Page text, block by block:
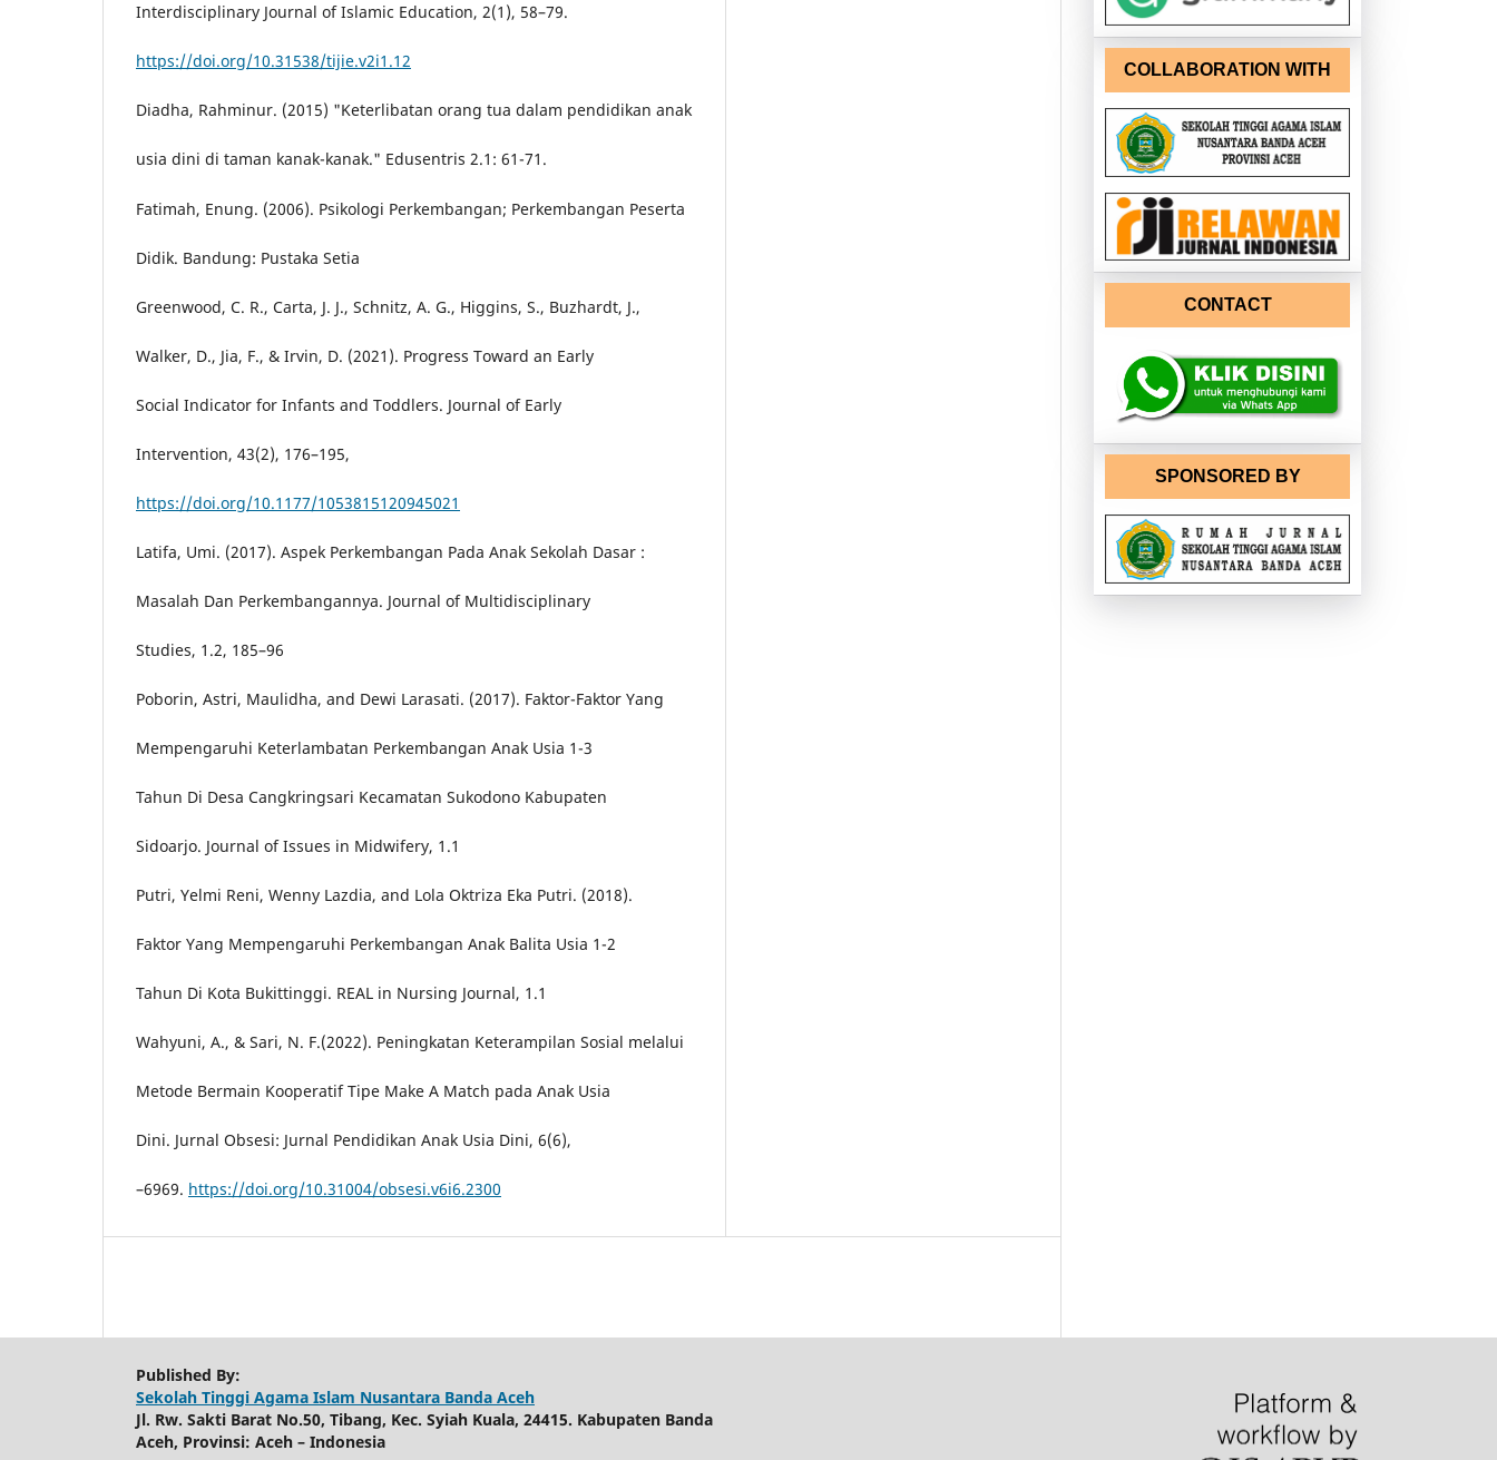
Interdisciplinary Journal of Islamic Education, 2(1), 58–79.
https://doi.org/10.31538/tijie.v2i1.12
Diadha, Rahminur. (2015) "Keterlibatan orang tua dalam pendidikan anak
usia dini di taman kanak-kanak." Edusentris 2.1: 61-71.
Fatimah, Enung. (2006). Psikologi Perkembangan; Perkembangan Peserta
Didik. Bandung: Pustaka Setia
Greenwood, C. R., Carta, J. J., Schnitz, A. G., Higgins, S., Buzhardt, J.,
Walker, D., Jia, F., & Irvin, D. (2021). Progress Toward an Early
Social Indicator for Infants and Toddlers. Journal of Early
Intervention, 43(2), 176–195,
https://doi.org/10.1177/1053815120945021
Latifa, Umi. (2017). Aspek Perkembangan Pada Anak Sekolah Dasar :
Masalah Dan Perkembangannya. Journal of Multidisciplinary
Studies, 1.2, 185–96
Poborin, Astri, Maulidha, and Dewi Larasati. (2017). Faktor-Faktor Yang
Mempengaruhi Keterlambatan Perkembangan Anak Usia 1-3
Tahun Di Desa Cangkringsari Kecamatan Sukodono Kabupaten
Sidoarjo. Journal of Issues in Midwifery, 1.1
Putri, Yelmi Reni, Wenny Lazdia, and Lola Oktriza Eka Putri. (2018).
Faktor Yang Mempengaruhi Perkembangan Anak Balita Usia 1-2
Tahun Di Kota Bukittinggi. REAL in Nursing Journal, 1.1
Wahyuni, A., & Sari, N. F.(2022). Peningkatan Keterampilan Sosial melalui
Metode Bermain Kooperatif Tipe Make A Match pada Anak Usia
Dini. Jurnal Obsesi: Jurnal Pendidikan Anak Usia Dini, 6(6),
–6969. https://doi.org/10.31004/obsesi.v6i6.2300
COLLABORATION WITH
CONTACT
SPONSORED BY
Published By:
Sekolah Tinggi Agama Islam Nusantara Banda Aceh
Jl. Rw. Sakti Barat No.50, Tibang, Kec. Syiah Kuala, 24415. Kabupaten Banda
Aceh, Provinsi: Aceh – Indonesia